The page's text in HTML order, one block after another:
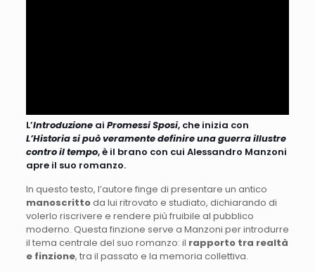
L’Introduzioneai Promessi Sposi, che inizia con
L’Historia si può veramente definire una guerra illustre
contro il tempo, è il brano con cui Alessandro Manzoni
apre il suo romanzo.
In questo testo, l’autore finge di presentare un antico
manoscrittoda lui ritrovato e studiato, dichiarando di
volerlo riscrivere e rendere più fruibile al pubblico
moderno. Questa finzione serve a Manzoni per introdurre
il tema centrale del suo romanzo: il rapporto tra realtà
e finzione, tra il passato e la memoria collettiva.